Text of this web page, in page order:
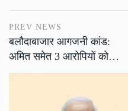
PREV NEWS
बलौदाबाजार आगजनी कांड:
अमित समेत 3 आरोपियों को…